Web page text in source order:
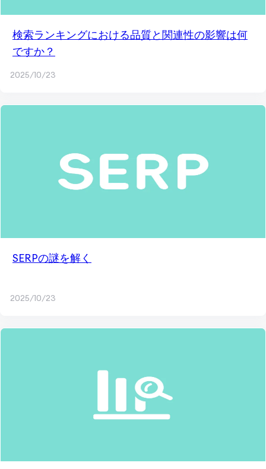
検索ランキングにおける品質と関連性の影響は何
ですか？
2025/10/23
SERPの謎を解く
2025/10/23